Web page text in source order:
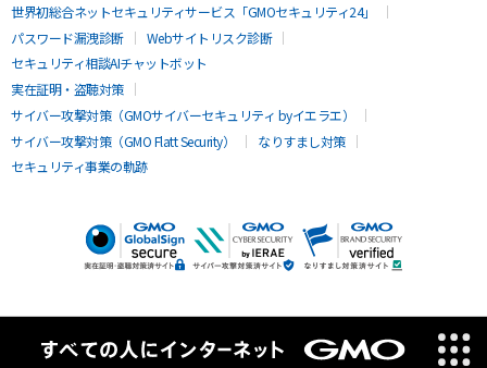
世界初総合ネットセキュリティサービス「GMOセキュリティ24」
パスワード漏洩診断
Webサイトリスク診断
セキュリティ相談AIチャットボット
実在証明・盗聴対策
サイバー攻撃対策（GMOサイバーセキュリティ byイエラエ）
サイバー攻撃対策（GMO Flatt Security）
なりすまし対策
セキュリティ事業の軌跡